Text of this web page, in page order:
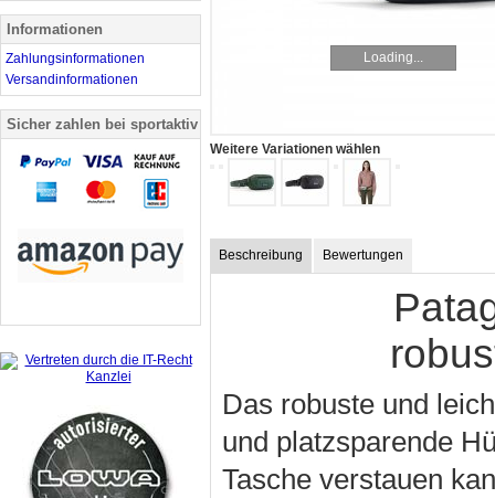
Loading...
Weitere Variationen wählen
Beschreibung Bewertungen
Das robuste und
und platzsparende
Tasche verstauen
Informationen
Zahlungsinformationen
Versandinformationen
Sicher zahlen bei sportaktiv